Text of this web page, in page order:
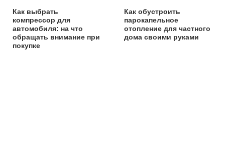
Как выбрать
компрессор для
автомобиля: на что
обращать внимание при
покупке
Как обустроить
парокапельное
отопление для частного
дома своими руками